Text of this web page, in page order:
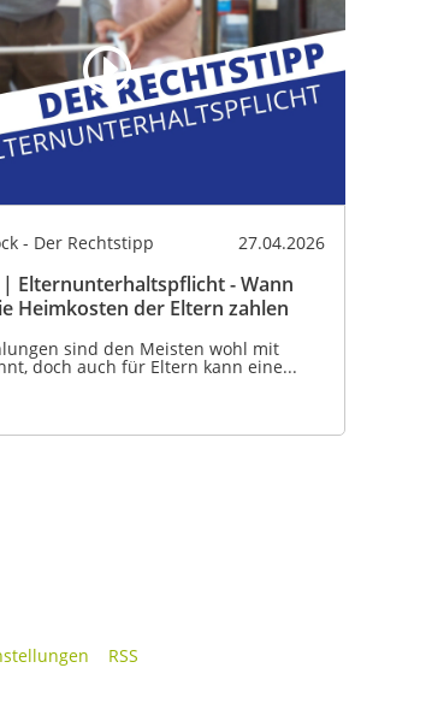
- Der Rechtstipp 27.04.2026
| Elternunterhaltspflicht - Wann
Heimkosten der Eltern zahlen
sind den Meisten wohl mit
doch auch für Eltern kann eine...
RSS